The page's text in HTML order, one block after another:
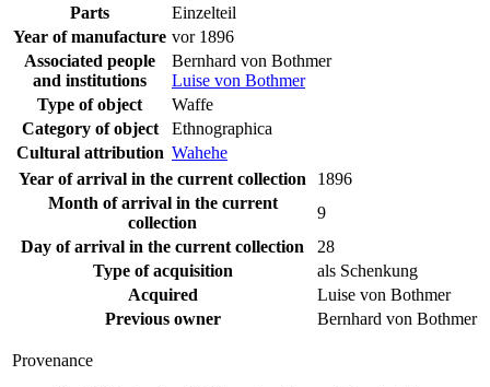
Parts
Einzelteil
Year of manufacture vor 1896
Associated people
and institutions
Bernhard von Bothmer
Luise von Bothmer
Type of object
Waffe
Category of object
Ethnographica
Cultural attribution Wahehe
Year of arrival in the current collection
1896
Month of arrival in the current
collection
9
Day of arrival in the current collection
28
Type of acquisition
als Schenkung
Acquired
Luise von Bothmer
Previous owner
Bernhard von Bothmer
Provenance